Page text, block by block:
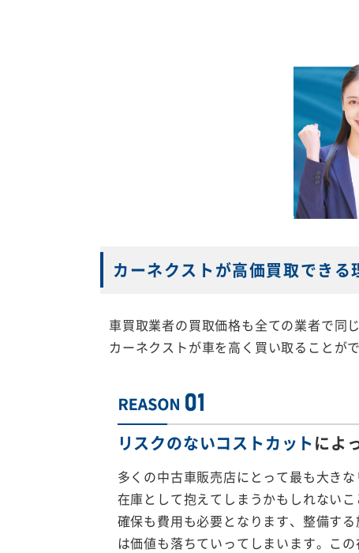
カーネクストが高価買取できる
車買取業者の買取価格も全ての業者で同
カーネクストが車を高く買い取ることが
リスクのないコストカットによ
多くの中古車販売店にとって最も大き
在庫として抱えてしまうかもしれない
確保も費用も必要となります、整備す
は価値も落ちていってしまいます。こ